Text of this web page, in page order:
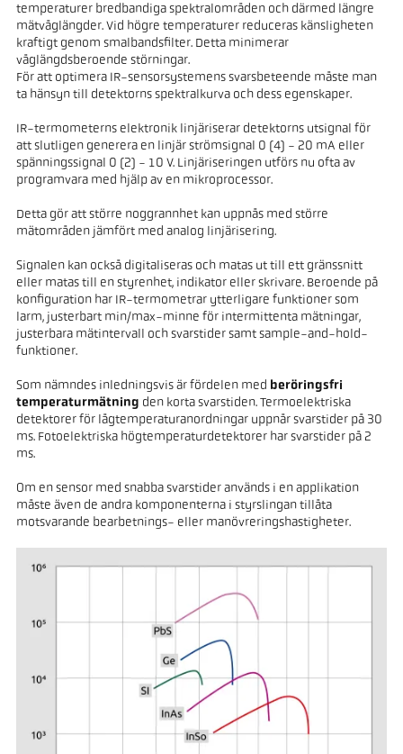
temperaturer bredbandiga spektralområden och därmed längre
mätvåglängder. Vid högre temperaturer reduceras känsligheten
kraftigt genom smalbandsfilter. Detta minimerar
våglängdsberoende störningar.
För att optimera IR-sensorsystemens svarsbeteende måste man
ta hänsyn till detektorns spektralkurva och dess egenskaper.
IR-termometerns elektronik linjäriserar detektorns utsignal för
att slutligen generera en linjär strömsignal 0 (4) - 20 mA eller
spänningssignal 0 (2) - 10 V. Linjäriseringen utförs nu ofta av
programvara med hjälp av en mikroprocessor.
Detta gör att större noggrannhet kan uppnås med större
mätområden jämfört med analog linjärisering.
Signalen kan också digitaliseras och matas ut till ett gränssnitt
eller matas till en styrenhet, indikator eller skrivare. Beroende på
konfiguration har IR-termometrar ytterligare funktioner som
larm, justerbart min/max-minne för intermittenta mätningar,
justerbara mätintervall och svarstider samt sample-and-hold-
funktioner.
Som nämndes inledningsvis är fördelen med beröringsfri
temperaturmätning den korta svarstiden. Termoelektriska
detektorer för lågtemperaturanordningar uppnår svarstider på 30
ms. Fotoelektriska högtemperaturdetektorer har svarstider på 2
ms.
Om en sensor med snabba svarstider används i en applikation
måste även de andra komponenterna i styrslingan tillåta
motsvarande bearbetnings- eller manövreringshastigheter.